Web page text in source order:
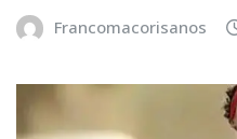
Francomacorisanos